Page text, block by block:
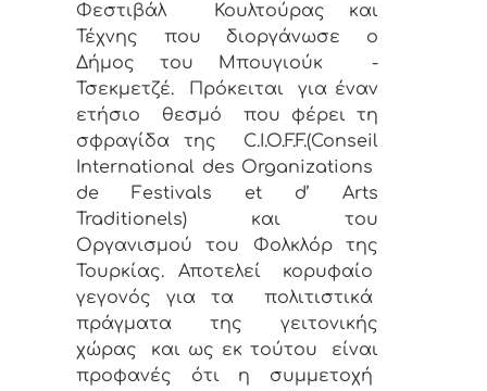
Φεστιβάλ
Κουλτούρας και
Τέχνης που διοργάνωσε ο
Δήμος του Μπουγιούκ
-
Τσεκμετζέ.
Πρόκειται
για έναν
ετήσιο
θεσμό
που φέρει τη
σφραγίδα της
C.I.O.F.F.(Conseil
International des Organizations
de Festivals et d’ Arts
Traditionels) και του
Οργανισμού του Φολκλόρ της
Τουρκίας.
Αποτελεί
κορυφαίο
γεγονός για τα
πολιτιστικά
πράγματα της γειτονικής
χώρας
και ως εκ τούτου
είναι
προφανές ότι η συμμετοχή